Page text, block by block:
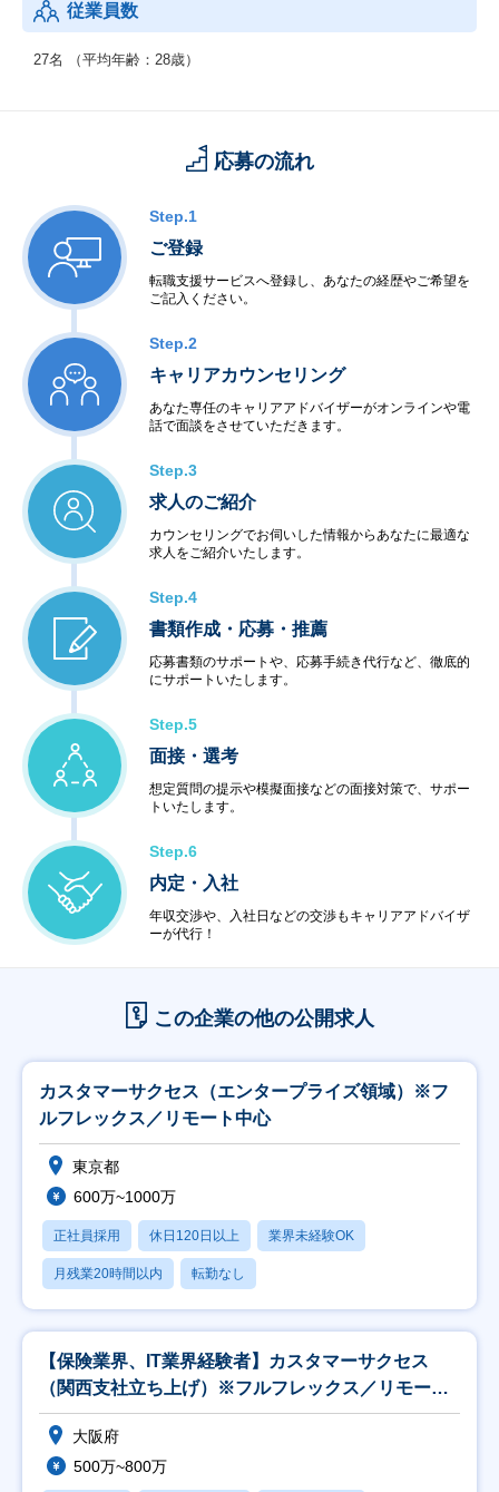
従業員数
27名 （平均年齢：28歳）
応募の流れ
Step.1
ご登録
転職支援サービスへ登録し、あなたの経歴やご希望を
ご記入ください。
Step.2
キャリアカウンセリング
あなた専任のキャリアアドバイザーがオンラインや電
話で面談をさせていただきます。
Step.3
求人のご紹介
カウンセリングでお伺いした情報からあなたに最適な
求人をご紹介いたします。
Step.4
書類作成・応募・推薦
応募書類のサポートや、応募手続き代行など、徹底的
にサポートいたします。
Step.5
面接・選考
想定質問の提示や模擬面接などの面接対策で、サポー
トいたします。
Step.6
内定・入社
年収交渉や、入社日などの交渉もキャリアアドバイザ
ーが代行！
この企業の他の公開求人
カスタマーサクセス（エンタープライズ領域）※フ
ルフレックス／リモート中心
東京都
600万~1000万
正社員採用 休日120日以上 業界未経験OK
月残業20時間以内 転勤なし
【保険業界、IT業界経験者】カスタマーサクセス
（関西支社立ち上げ）※フルフレックス／リモート
中心
大阪府
500万~800万